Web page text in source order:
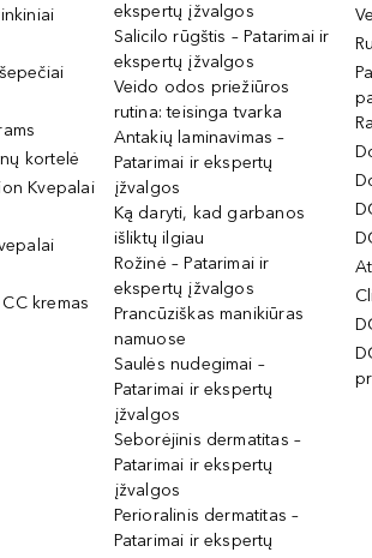
kortelė
Kvepalai
kremas
ekspertų įžvalgos
Salicilo rūgštis – Patarimai ir
ekspertų įžvalgos
Veido odos priežiūros
rutina: teisinga tvarka
Antakių laminavimas –
Patarimai ir ekspertų
įžvalgos
Ką daryti, kad garbanos
išliktų ilgiau
Rožinė – Patarimai ir
ekspertų įžvalgos
Prancūziškas manikiūras
namuose
Saulės nudegimai –
Patarimai ir ekspertų
įžvalgos
Seborėjinis dermatitas –
Patarimai ir ekspertų
įžvalgos
Perioralinis dermatitas –
Patarimai ir ekspertų